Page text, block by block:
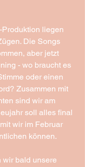
liegen
Die Songs
aber jetzt
- wo braucht es
oder einen
Zusammen mit
sind wir am
soll alles final
wir im Februar
können.
bald unsere